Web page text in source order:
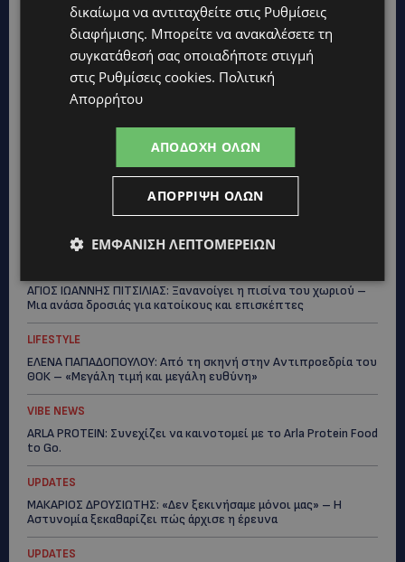
Topics
UPDATES
τους νεκρούς»-(Φώτο)
ΔΗΜΟΣ ΛΑΤΣΙΩΝ – ΓΕΡΙΟΥ: Πάνω από 8.000 υπογραφές κατά
των Δομών Ανηλίκων – Ζητούν γραπτή δέσμευση από το
ΑΓΙΟΣ ΙΩΑΝΝΗΣ ΠΙΤΣΙΛΙΑΣ: Ξανανοίγει η πισίνα του χωριού –
Μια ανάσα δροσιάς για κατοίκους και επισκέπτες
LIFESTYLE
ΕΛΕΝΑ ΠΑΠΑΔΟΠΟΥΛΟΥ: Από τη σκηνή στην Αντιπροεδρία του
ΘΟΚ – «Μεγάλη τιμή και μεγάλη ευθύνη»
VIBE NEWS
ARLA PROTEIN: Συνεχίζει να καινοτομεί με το Arla Protein Food
to Go.
UPDATES
ΜΑΚΑΡΙΟΣ ΔΡΟΥΣΙΩΤΗΣ: «Δεν ξεκινήσαμε μόνοι μας» – Η
Αστυνομία ξεκαθαρίζει πώς άρχισε η έρευνα
UPDATES
δικαίωμα να αντιταχθείτε στις Ρυθμίσεις
διαφήμισης. Μπορείτε να ανακαλέσετε τη
συγκατάθεσή σας οποιαδήποτε στιγμή
στις Ρυθμίσεις cookies. Πολιτική
Απορρήτου
ΑΠΟΔΟΧΉ ΌΛΩΝ
ΑΠΌΡΡΙΨΗ ΌΛΩΝ
ΕΜΦΆΝΙΣΗ ΛΕΠΤΟΜΕΡΕΙΏΝ